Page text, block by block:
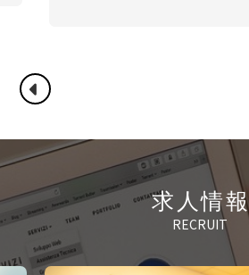
求人情報
RECRUIT